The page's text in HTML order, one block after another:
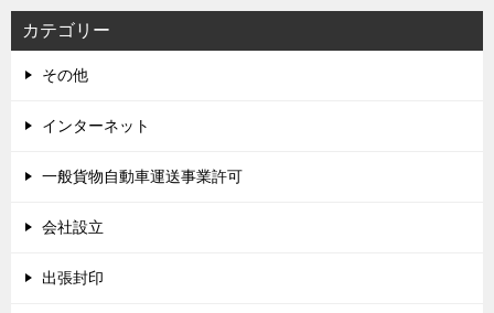
カテゴリー
その他
インターネット
一般貨物自動車運送事業許可
会社設立
出張封印